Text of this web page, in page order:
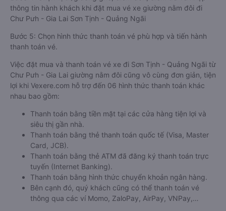
thông tin hành khách khi đặt mua vé xe giường nằm đôi đi
Chư Pưh - Gia Lai Sơn Tịnh - Quảng Ngãi
Bước 5: Chọn hình thức thanh toán vé phù hợp và tiến hành
thanh toán vé.
Việc đặt mua và thanh toán vé xe đi Sơn Tịnh - Quảng Ngãi từ
Chư Pưh - Gia Lai giường nằm đôi cũng vô cùng đơn giản, tiện
lợi khi Vexere.com hỗ trợ đến 06 hình thức thanh toán khác
nhau bao gồm:
Thanh toán bằng tiền mặt tại các cửa hàng tiện lợi và
siêu thị gần nhà.
Thanh toán bằng thẻ thanh toán quốc tế (Visa, Master
Card, JCB).
Thanh toán bằng thẻ ATM đã đăng ký thanh toán trực
tuyến (Internet Banking).
Thanh toán bằng hình thức chuyển khoản ngân hàng.
Bên cạnh đó, quý khách cũng có thể thanh toán vé
thông qua các ví Momo, ZaloPay, AirPay, VNPay,…